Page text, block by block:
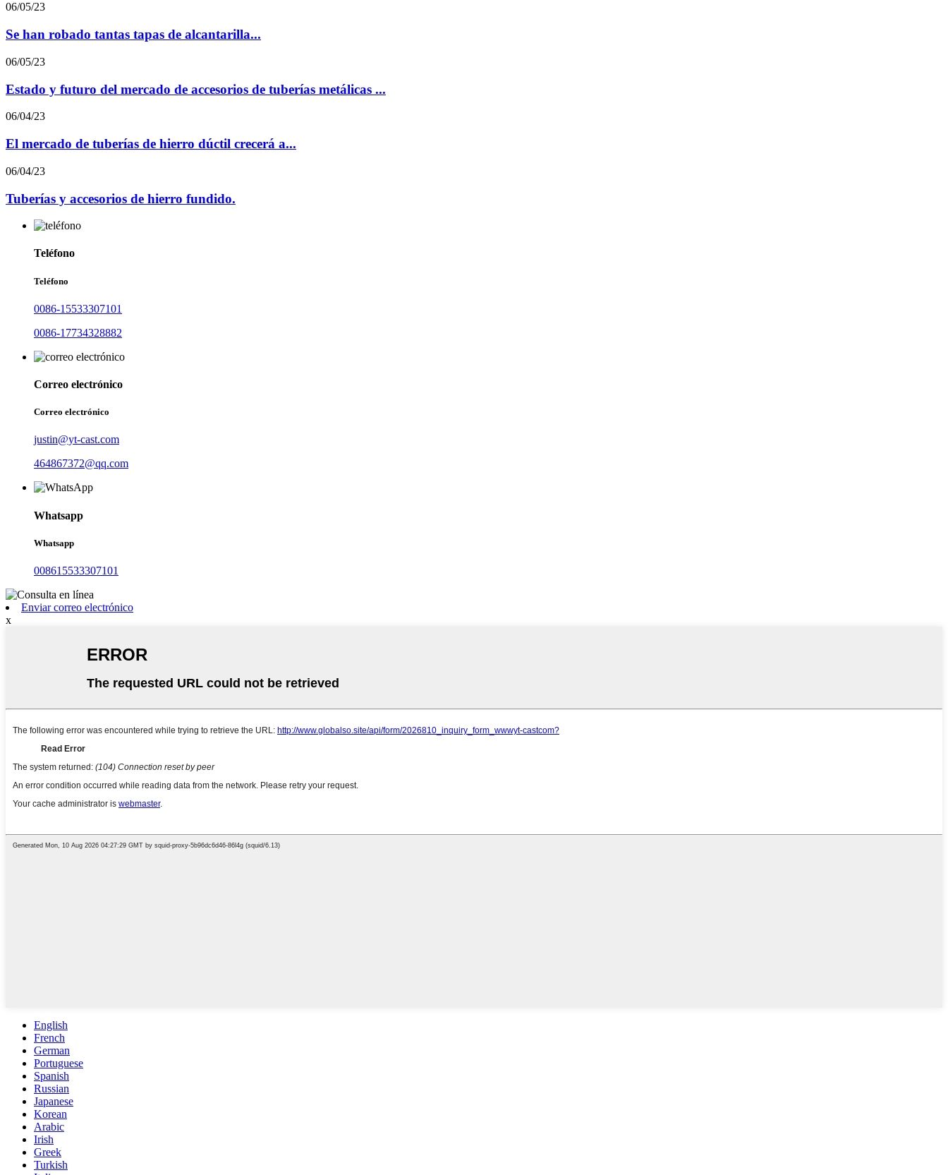
06/05/23
Se han robado tantas tapas de alcantarilla...
06/05/23
Estado y futuro del mercado de accesorios de tuberías metálicas ...
06/04/23
El mercado de tuberías de hierro dúctil crecerá a...
06/04/23
Tuberías y accesorios de hierro fundido.
Teléfono
Teléfono
0086-15533307101
0086-17734328882
Correo electrónico
Correo electrónico
justin@yt-cast.com
464867372@qq.com
Whatsapp
Whatsapp
008615533307101
Enviar correo electrónico
x
English
French
German
Portuguese
Spanish
Russian
Japanese
Korean
Arabic
Irish
Greek
Turkish